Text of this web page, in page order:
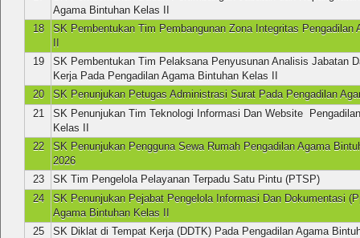
Agama Bintuhan Kelas II
18
SK Pembentukan Tim Pembangunan Zona Integritas Pengadilan
II
19
SK Pembentukan Tim Pelaksana Penyusunan Analisis Jabatan
Kerja Pada Pengadilan Agama Bintuhan Kelas II
20
SK Penunjukan Petugas Administrasi Surat Pada Pengadilan
21
SK Penunjukan Tim Teknologi Informasi Dan Website
Kelas II
22
SK Penunjukan Pengguna Sewa Rumah Pengadilan Agama
2026
23
SK Tim Pengelola Pelayanan Terpadu Satu Pintu (PTSP)
24
SK Penunjukan Pejabat Pengelola Informasi Dan Dokumentasi
Agama Bintuhan Kelas II
25
SK Diklat di Tempat Kerja (DDTK) Pada Pengadilan Agama